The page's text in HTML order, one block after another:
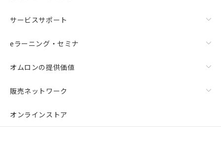
サービスサポート
eラーニング・セミナ
オムロンの提供価値
販売ネットワーク
オンラインストア